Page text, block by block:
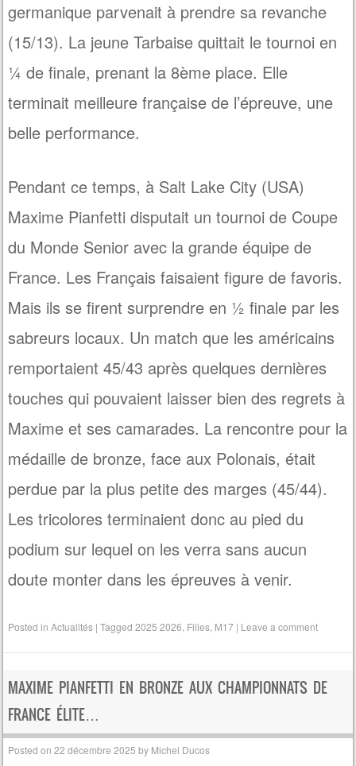
germanique parvenait à prendre sa revanche
(15/13). La jeune Tarbaise quittait le tournoi en
¼ de finale, prenant la 8ème place. Elle
terminait meilleure française de l’épreuve, une
belle performance.
Pendant ce temps, à Salt Lake City (USA)
Maxime Pianfetti disputait un tournoi de Coupe
du Monde Senior avec la grande équipe de
France. Les Français faisaient figure de favoris.
Mais ils se firent surprendre en ½ finale par les
sabreurs locaux. Un match que les américains
remportaient 45/43 après quelques dernières
touches qui pouvaient laisser bien des regrets à
Maxime et ses camarades. La rencontre pour la
médaille de bronze, face aux Polonais, était
perdue par la plus petite des marges (45/44).
Les tricolores terminaient donc au pied du
podium sur lequel on les verra sans aucun
doute monter dans les épreuves à venir.
Posted inActualités |Tagged2025 2026 Filles M17 | Leave a comment
MAXIME PIANFETTI EN BRONZE AUX CHAMPIONNATS DE
FRANCE ÉLITE…
Posted on22 décembre 2025 by Michel Ducos